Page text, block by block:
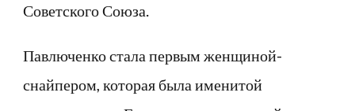
Советского Союза.
Павлюченко стала первым женщиной-
снайпером, которая была именитой